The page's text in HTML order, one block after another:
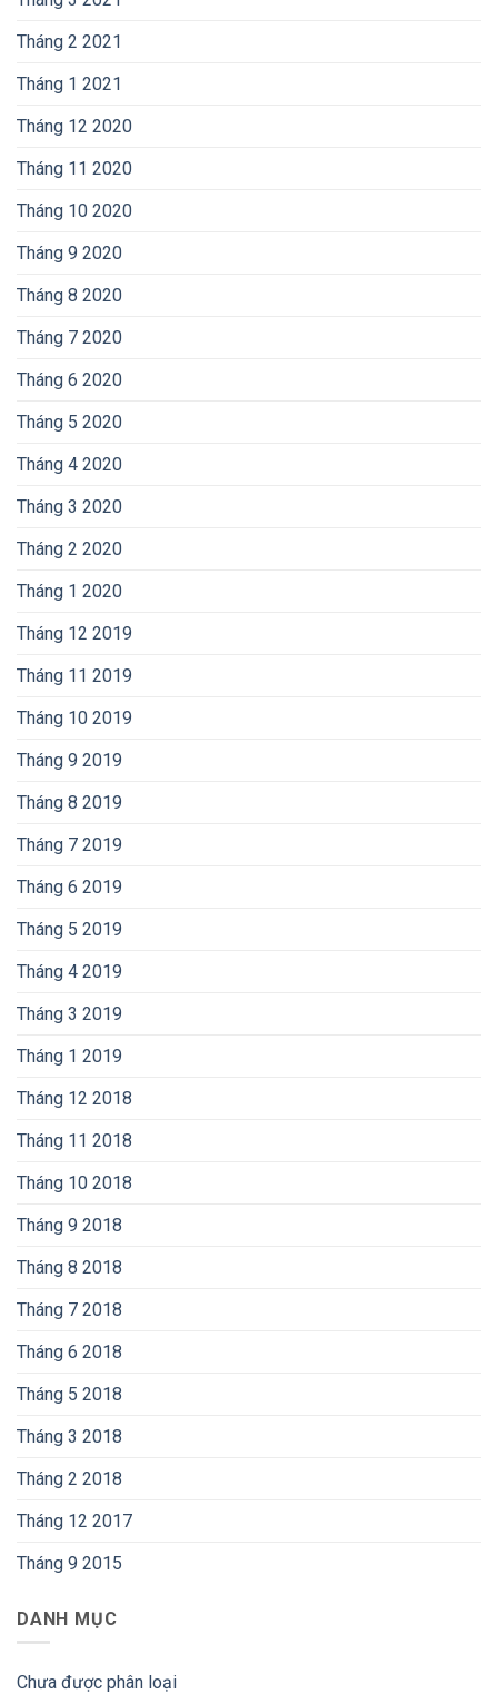
Tháng 2 2021
Tháng 1 2021
Tháng 12 2020
Tháng 11 2020
Tháng 10 2020
Tháng 9 2020
Tháng 8 2020
Tháng 7 2020
Tháng 6 2020
Tháng 5 2020
Tháng 4 2020
Tháng 3 2020
Tháng 2 2020
Tháng 1 2020
Tháng 12 2019
Tháng 11 2019
Tháng 10 2019
Tháng 9 2019
Tháng 8 2019
Tháng 7 2019
Tháng 6 2019
Tháng 5 2019
Tháng 4 2019
Tháng 3 2019
Tháng 1 2019
Tháng 12 2018
Tháng 11 2018
Tháng 10 2018
Tháng 9 2018
Tháng 8 2018
Tháng 7 2018
Tháng 6 2018
Tháng 5 2018
Tháng 3 2018
Tháng 2 2018
Tháng 12 2017
Tháng 9 2015
DANH MỤC
Chưa được phân loại